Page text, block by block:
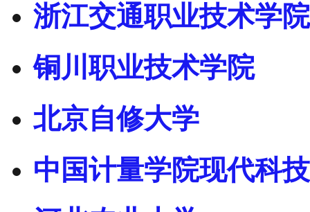
浙江交通职业技术学院
铜川职业技术学院
北京自修大学
中国计量学院现代科